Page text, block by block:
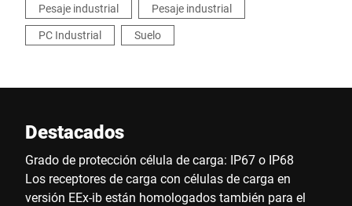
Pesaje industrial
Pesaje industrial
PC Industrial
Suelo
Destacados
Grado de protección célula de carga: IP67 o IP68
Los receptores de carga con células de carga en
versión EEx-ib están homologados también para el